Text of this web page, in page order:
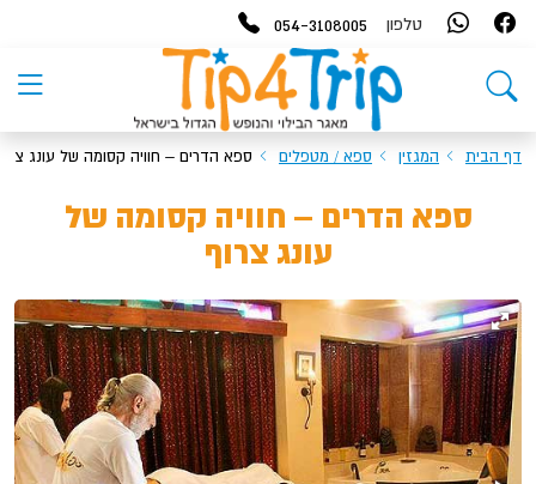
טלפון 054-3108005
דף הבית המגזין ספא / מטפלים ספא הדרים – חוויה קסומה של עונג
ספא הדרים – חוויה קסומה של
עונג צרוף